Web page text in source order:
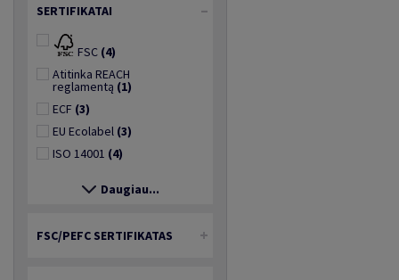
SERTIFIKATAI
FSC (4)
Atitinka REACH
reglamentą (1)
ECF (3)
EU Ecolabel (3)
ISO 14001 (4)
Daugiau...
FSC/PEFC SERTIFIKATAS